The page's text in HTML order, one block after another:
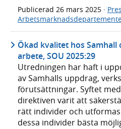
Publicerad 26 mars 2025 ·
Ökad kvalitet hos
arbete, SOU 2025:29
Utredningen har haft i
av Samhalls uppdrag,
förutsättningar. Syftet
direktiven varit att
rätt individer och
dessa individer bästa